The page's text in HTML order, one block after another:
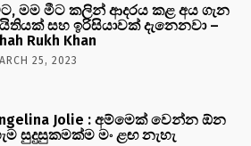
මම මීට කලින් ආදරය කළ අය ගැන
සහ ඉරිසියාවක් දැනෙනවා –
Rukh Khan
25, 2023
Jolie : අම්මෙක් වෙන්න ඕන
සුදුසුකමක්ම මං ළඟ නැහැ